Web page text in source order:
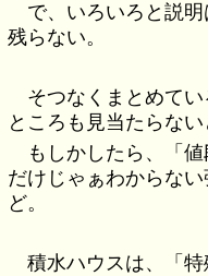
で、いろいろと説
残らない。
そつなくまとめて
ところも見当たらな
もしかしたら、「
だけじゃぁわからな
ど。
積水ハウスは、「